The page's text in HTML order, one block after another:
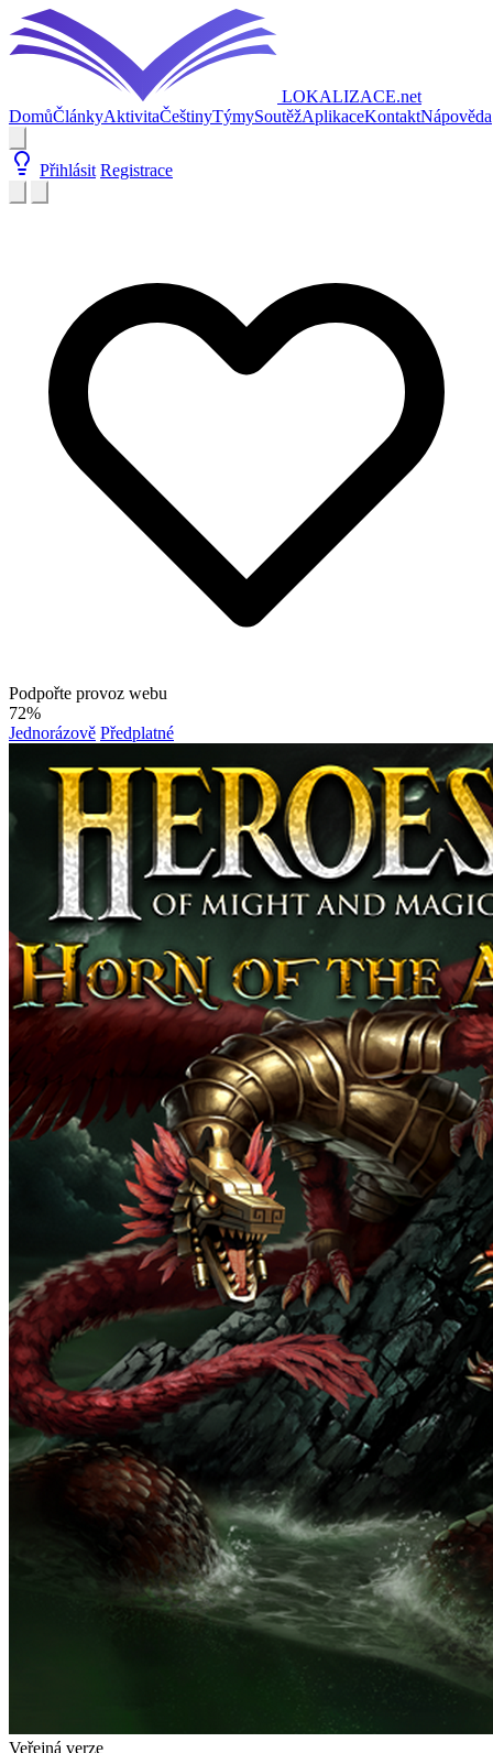
LOKALIZACE.net
DomůČlánkyAktivitaČeštinyTýmySoutěžAplikaceKontaktNápověda
Přihlásit Registrace
Podpořte provoz webu
72%
Jednorázově Předplatné
Veřejná verze